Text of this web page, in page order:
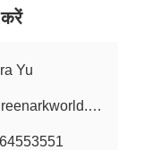
Yu
info01@greenarkworld.com